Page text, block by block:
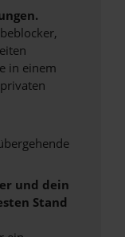
in einem
und dein
Stand